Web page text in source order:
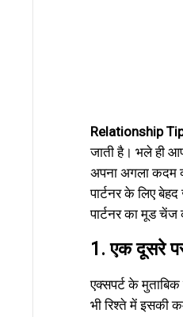
Relationship
जाती है। भले ही
अपना अगला कदम
पार्टनर के लिए
पार्टनर का मूड
1. एक दूसरे
एक्सपर्ट के मुताबिक
भी रिश्ते में इसकी